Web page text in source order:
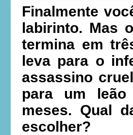
Finalmente
labirinto. Mas
termina em
leva para o
assassino
para um
meses. Qual
escolher?